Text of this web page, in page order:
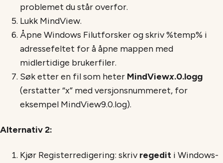
problemet du står overfor.
Lukk MindView.
Åpne Windows Filutforsker og skriv %temp% i
adressefeltet for å åpne mappen med
midlertidige brukerfiler.
Søk etter en fil som heter MindViewx.0.logg
(erstatter “x” med versjonsnummeret, for
eksempel MindView9.0.log).
Alternativ 2:
Kjør Registerredigering: skriv regedit i Windows-